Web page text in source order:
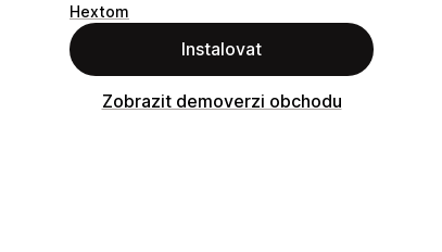
Hextom
Instalovat
Zobrazit demoverzi obchodu